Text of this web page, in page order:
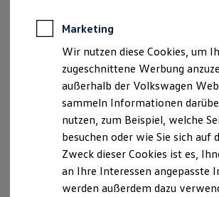
Anpfiff zum Gewinn
Elektroautos
ID. Tutorials
Elektrofahrzeugkonzepte
Reichweite
Reichweite der ID. Modelle
Reichweite im Winter
Laden
Laden unterwegs
Laden Zuhause
Probefahrt vereinbaren
Marketing
Wir nutzen diese Cookies, um
zugeschnittene Werbung
außerhalb der Volkswagen
sammeln Informationen
nutzen, zum Beispiel, welche
besuchen oder wie Sie sich auf
Zweck dieser Cookies ist es,
an Ihre Interessen angepasste
werden außerdem dazu